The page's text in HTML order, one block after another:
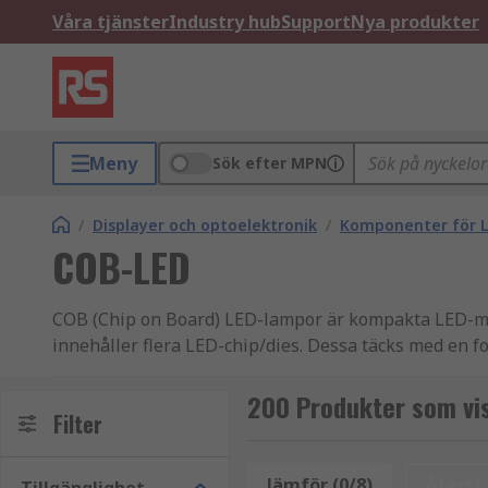
Våra tjänsterIndustry hubSupportNya produkter
Meny Sök efter MPN
/ Displayer och optoelektronik / Komponenter för
COB-LED
COB (Chip on Board) LED-lampor är kompakta
innehåller flera LED-chip/dies. Dessa täcks med en
Hur fungerar de?
COB LED-lampor har ett bassubstrat, tillverkat av
Filter 200 Produkter som